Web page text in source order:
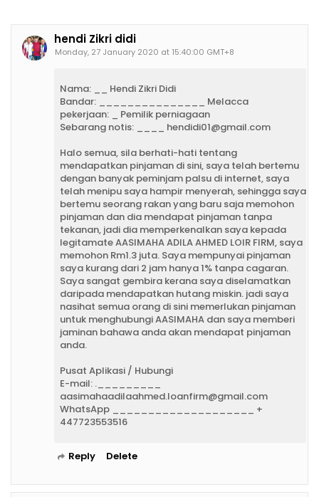
hendi Zikri didi
Monday, 27 January 2020 at 15:40:00 GMT+8
Nama: __ Hendi Zikri Didi
Bandar: _______________ Melacca
pekerjaan: _ Pemilik perniagaan
Sebarang notis: ____ hendidi01@gmail.com
Halo semua, sila berhati-hati tentang
mendapatkan pinjaman di sini, saya telah bertemu
dengan banyak peminjam palsu di internet, saya
telah menipu saya hampir menyerah, sehingga saya
bertemu seorang rakan yang baru saja memohon
pinjaman dan dia mendapat pinjaman tanpa
tekanan, jadi dia memperkenalkan saya kepada
legitamate AASIMAHA ADILA AHMED LOIR FIRM, saya
memohon Rm1.3 juta. Saya mempunyai pinjaman
saya kurang dari 2 jam hanya 1% tanpa cagaran.
Saya sangat gembira kerana saya diselamatkan
daripada mendapatkan hutang miskin. jadi saya
nasihat semua orang di sini memerlukan pinjaman
untuk menghubungi AASIMAHA dan saya memberi
jaminan bahawa anda akan mendapat pinjaman
anda.
Pusat Aplikasi / Hubungi
E-mail: ._________
aasimahaadilaahmed.loanfirm@gmail.com
WhatsApp ____________________ +
447723553516
Reply Delete